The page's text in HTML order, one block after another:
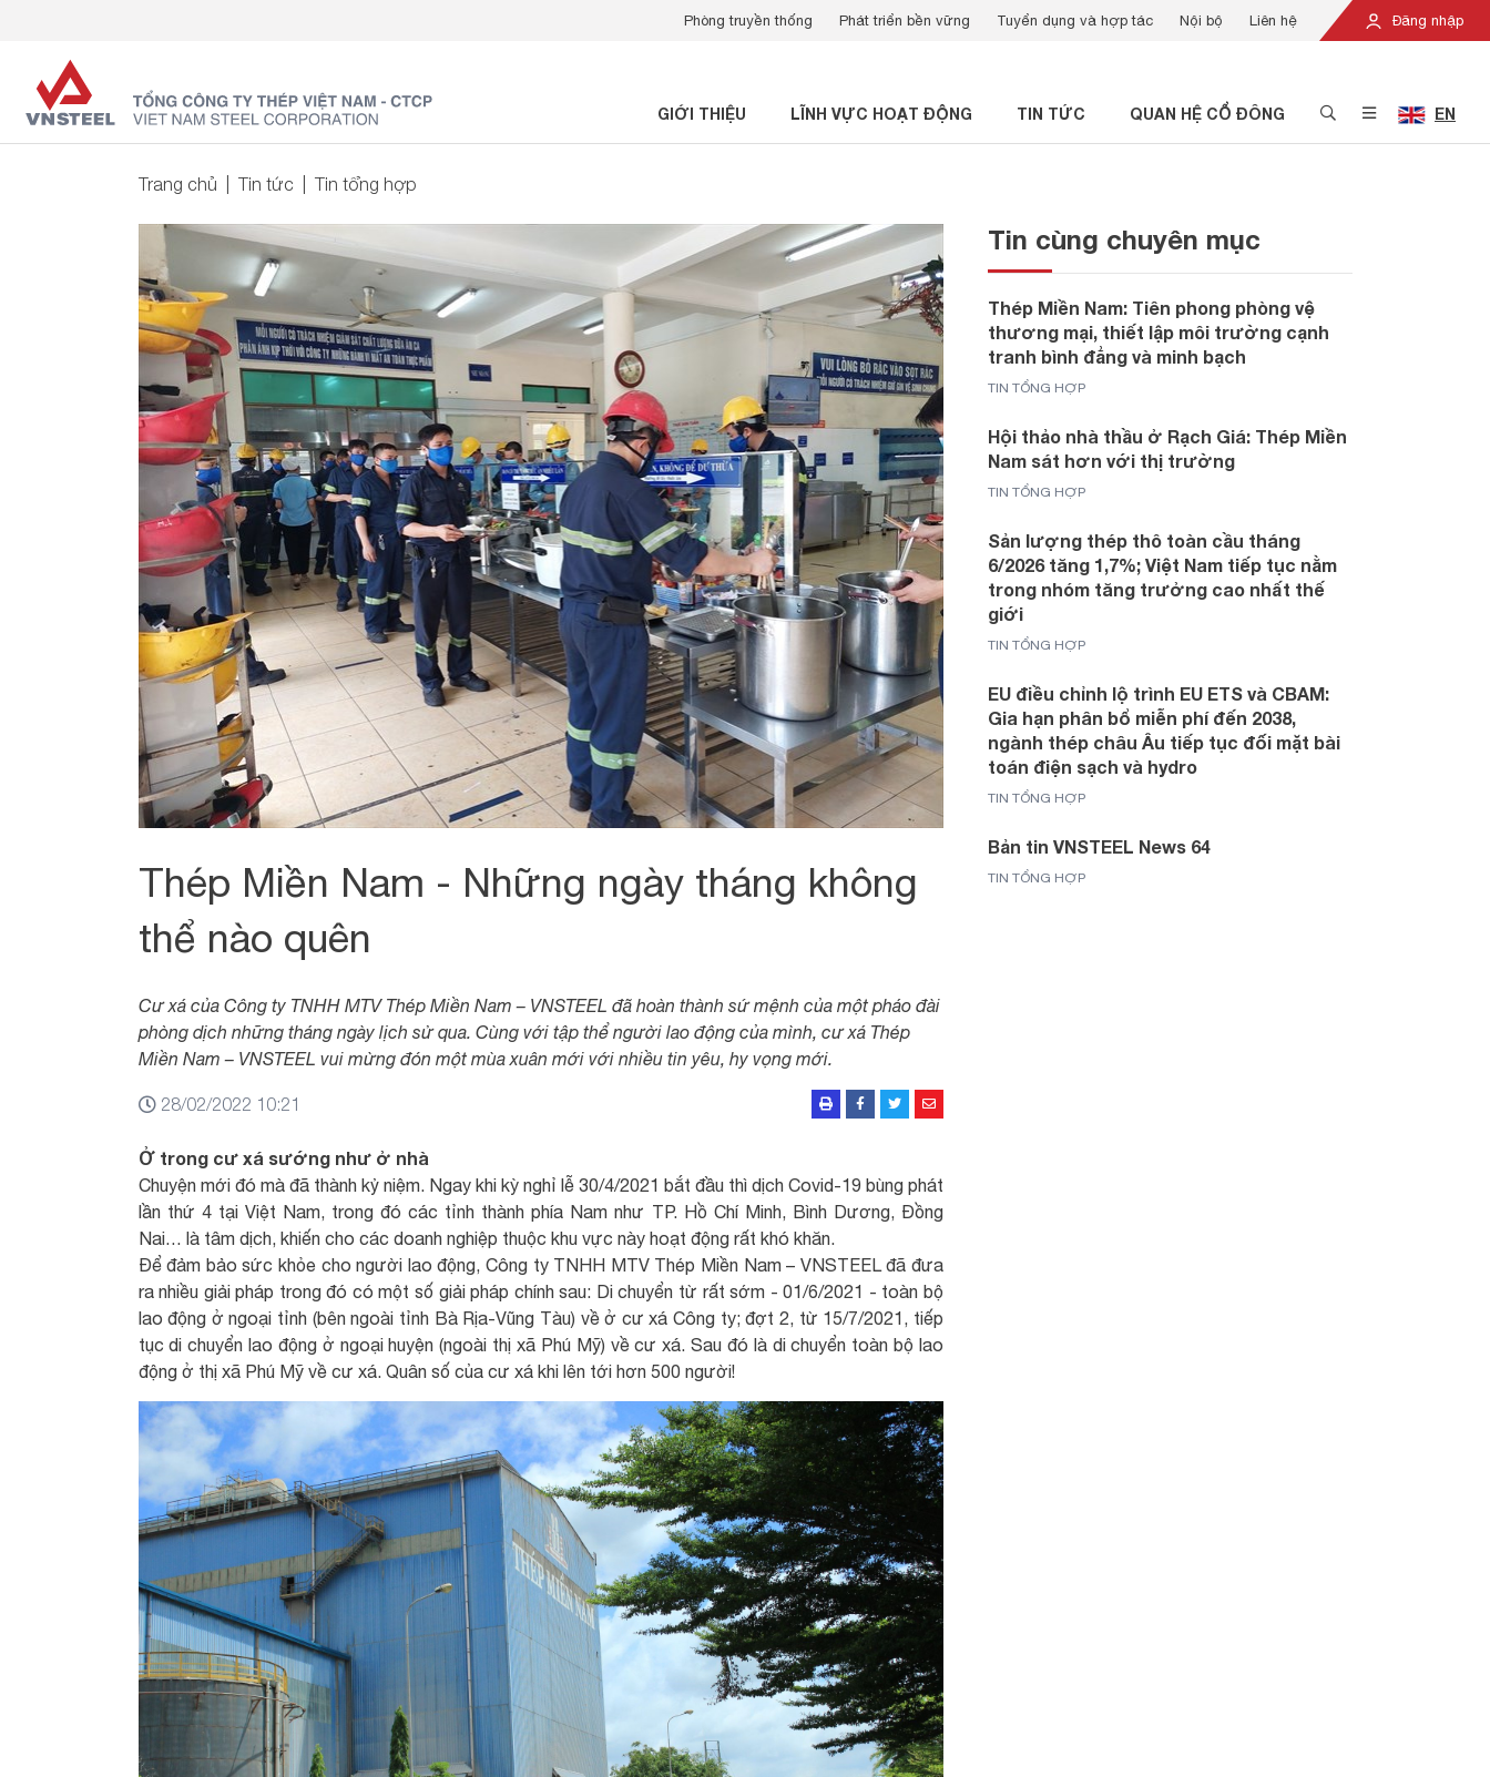
Đăng nhập
Phòng truyền thống Phát triển bền vững Tuyển dụng và hợp tác Nội bộ Liên hệ
GIỚI THIỆU LĨNH VỰC HOẠT ĐỘNG TIN TỨC QUAN HỆ CỔ ĐÔNG EN
Trang chủ Tin tức Tin tổng hợp
Thép Miền Nam - Những ngày tháng không
thể nào quên
Cư xá của Công ty TNHH MTV Thép Miền Nam – VNSTEEL đã hoàn thành sứ mệnh của một pháo đài
phòng dịch những tháng ngày lịch sử qua. Cùng với tập thể người lao động của mình, cư xá Thép
Miền Nam – VNSTEEL vui mừng đón một mùa xuân mới với nhiều tin yêu, hy vọng mới.
28/02/2022 10:21
Ở trong cư xá sướng như ở nhà
Chuyện mới đó mà đã thành kỷ niệm. Ngay khi kỳ nghỉ lễ 30/4/2021 bắt đầu thì dịch Covid-19 bùng phát
lần thứ 4 tại Việt Nam, trong đó các tỉnh thành phía Nam như TP. Hồ Chí Minh, Bình Dương, Đồng
Nai… là tâm dịch, khiến cho các doanh nghiệp thuộc khu vực này hoạt động rất khó khăn.
Để đảm bảo sức khỏe cho người lao động, Công ty TNHH MTV Thép Miền Nam – VNSTEEL đã đưa
ra nhiều giải pháp trong đó có một số giải pháp chính sau: Di chuyển từ rất sớm - 01/6/2021 - toàn bộ
lao động ở ngoại tỉnh (bên ngoài tỉnh Bà Rịa-Vũng Tàu) về ở cư xá Công ty; đợt 2, từ 15/7/2021, tiếp
tục di chuyển lao động ở ngoại huyện (ngoài thị xã Phú Mỹ) về cư xá. Sau đó là di chuyển toàn bộ lao
động ở thị xã Phú Mỹ về cư xá. Quân số của cư xá khi lên tới hơn 500 người!
Tin cùng chuyên mục
Thép Miền Nam: Tiên phong phòng vệ
thương mại, thiết lập môi trường cạnh
tranh bình đẳng và minh bạch
TIN TỔNG HỢP
Hội thảo nhà thầu ở Rạch Giá: Thép Miền
Nam sát hơn với thị trường
TIN TỔNG HỢP
Sản lượng thép thô toàn cầu tháng
6/2026 tăng 1,7%; Việt Nam tiếp tục nằm
trong nhóm tăng trưởng cao nhất thế
giới
TIN TỔNG HỢP
EU điều chỉnh lộ trình EU ETS và CBAM:
Gia hạn phân bổ miễn phí đến 2038,
ngành thép châu Âu tiếp tục đối mặt bài
toán điện sạch và hydro
TIN TỔNG HỢP
Bản tin VNSTEEL News 64
TIN TỔNG HỢP